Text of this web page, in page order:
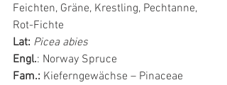
Feichten, Gräne, Krestling, Pechtanne,
Rot-Fichte
Lat: Picea abies
Engl.: Norway Spruce
Fam.: Kieferngewächse – Pinaceae